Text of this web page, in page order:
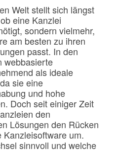
Welt stellt sich längst
eine Kanzlei
sondern vielmehr,
am besten zu ihren
passt. In den
webbasierte
als ideale
sie eine
und hohe
Doch seit einiger Zeit
den
Lösungen den Rücken
um.
sinnvoll und welche